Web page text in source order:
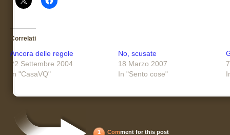
Correlati
Ancora delle regole
22 Settembre 2004
In "CasaVQ"
No, scusate
18 Marzo 2007
In "Sento cose"
1 Comment for this post